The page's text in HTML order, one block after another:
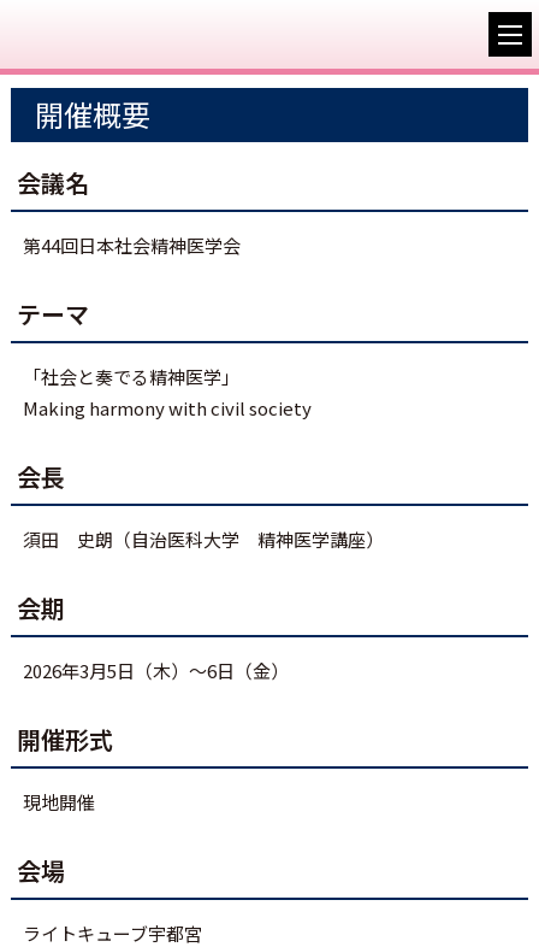
開催概要
会議名
第44回日本社会精神医学会
テーマ
「社会と奏でる精神医学」
Making harmony with civil society
会長
須田 史朗（自治医科大学 精神医学講座）
会期
2026年3月5日（木）～6日（金）
開催形式
現地開催
会場
ライトキューブ宇都宮